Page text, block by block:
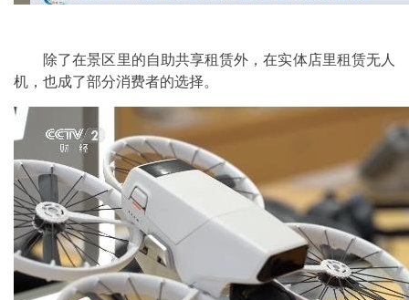
除了在景区里的自助共享租赁外，在实体店里租赁无人
机，也成了部分消费者的选择。